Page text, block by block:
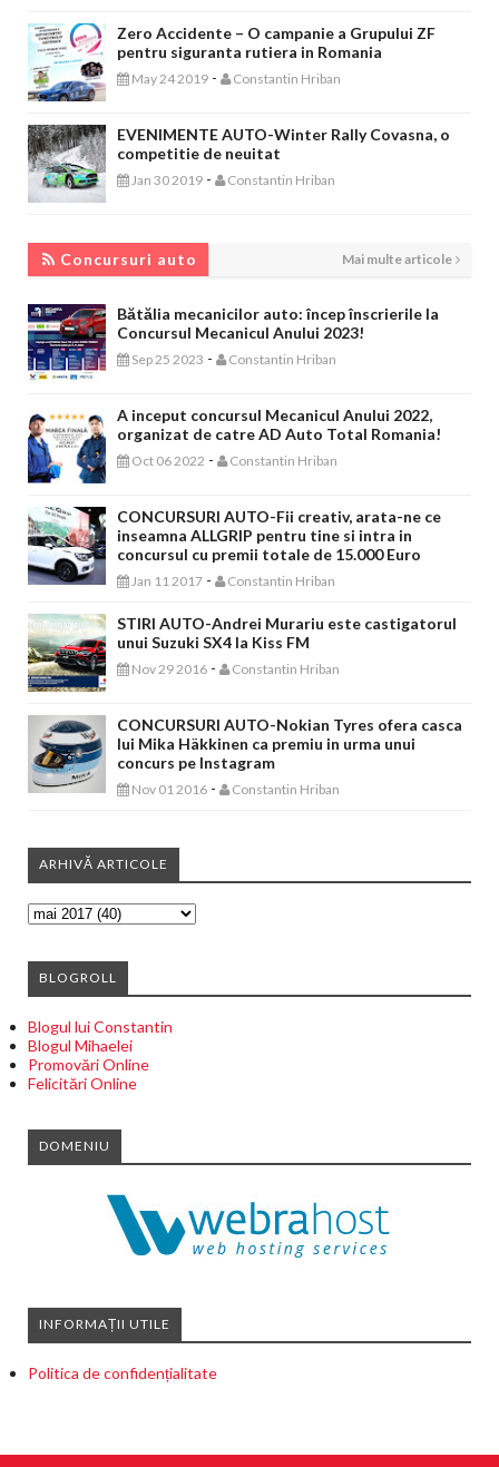
Zero Accidente – O campanie a Grupului ZF
pentru siguranta rutiera in Romania
May 24 2019 - Constantin Hriban
EVENIMENTE AUTO-Winter Rally Covasna, o
competitie de neuitat
Jan 30 2019 - Constantin Hriban
Concursuri auto Mai multe articole
Bătălia mecanicilor auto: încep înscrierile la
Concursul Mecanicul Anului 2023!
Sep 25 2023 - Constantin Hriban
A inceput concursul Mecanicul Anului 2022,
organizat de catre AD Auto Total Romania!
Oct 06 2022 - Constantin Hriban
CONCURSURI AUTO-Fii creativ, arata-ne ce
inseamna ALLGRIP pentru tine si intra in
concursul cu premii totale de 15.000 Euro
Jan 11 2017 - Constantin Hriban
STIRI AUTO-Andrei Murariu este castigatorul
unui Suzuki SX4 la Kiss FM
Nov 29 2016 - Constantin Hriban
CONCURSURI AUTO-Nokian Tyres ofera casca
lui Mika Häkkinen ca premiu in urma unui
concurs pe Instagram
Nov 01 2016 - Constantin Hriban
ARHIVĂ ARTICOLE
BLOGROLL
Blogul lui Constantin
Blogul Mihaelei
Promovări Online
Felicitări Online
DOMENIU
INFORMAȚII UTILE
Politica de confidențialitate